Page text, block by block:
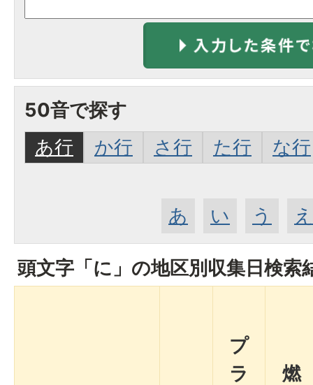
50音で探す
あ行
か行 さ行 た行 な行
あ い う え
頭文字「 に 」の地区別収集日検索
プ
ラ
燃